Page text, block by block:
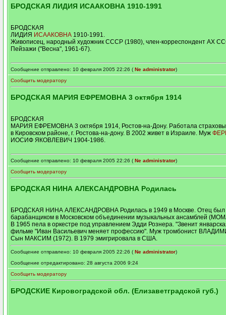
БРОДСКАЯ ЛИДИЯ ИСААКОВНА 1910-1991
БРОДСКАЯ
ЛИДИЯ ИСААКОВНА 1910-1991.
Живописец, народный художник СССР (1980), член-корреспондент АХ
Пейзажи ("Весна", 1961-67).
Сообщение отправлено: 10 февраля 2005 22:26 ( Ne administrator)
Сообщить модератору
БРОДСКАЯ МАРИЯ ЕФРЕМОВНА 3 октября 1914
БРОДСКАЯ
МАРИЯ ЕФРЕМОВНА 3 октября 1914, Ростов-на-Дону. Работала
в Кировском районе, г. Ростова-на-дону. В 2002 живет в Израиле. Муж
ИОСИФ ЯКОВЛЕВИЧ 1904-1986.
Сообщение отправлено: 10 февраля 2005 22:26 ( Ne administrator)
Сообщить модератору
БРОДСКАЯ НИНА АЛЕКСАНДРОВНА Родилась
БРОДСКАЯ НИНА АЛЕКСАНДРОВНА Родилась в 1949 в Москве. Отец был
барабанщиком в Московском объединении музыкальных ансамблей
В 1965 пела в оркестре под управлением Эдди Рознера. "Звенит
фильме "Иван Васильевич меняет профессию". Муж тромбонист
Сын МАКСИМ (1972). В 1979 эмигрировала в США.
Сообщение отправлено: 10 февраля 2005 22:26 ( Ne administrator)
Сообщение отредактировано: 28 августа 2006 9:24
Сообщить модератору
БРОДСКИЕ Кировоградской обл. (Елизаветградской губ.)